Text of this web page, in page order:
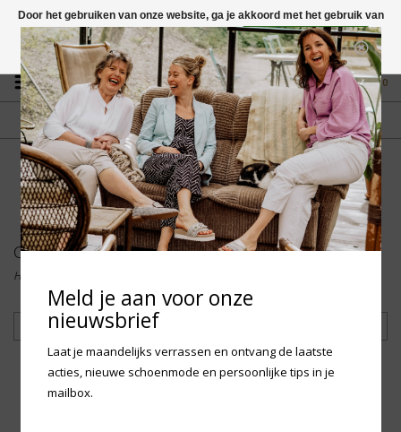
Vragen? App naar +31 58 250 1503
0
GRATIS VERZENDING NL
Vanaf € 75,-
FYSIEKE WINKEL
in Mantgum (frl)
fdad
Collectie
Home
Filteren
-39% KORTING
Door het gebruiken van onze website, ga je akkoord met het gebruik van
cookies om onze website te verbeteren.
Dit bericht verbergen
Meer over cookies »
Meld je aan voor onze
nieuwsbrief
Laat je maandelijks verrassen en ontvang de laatste
acties, nieuwe schoenmode en persoonlijke tips in je
mailbox.